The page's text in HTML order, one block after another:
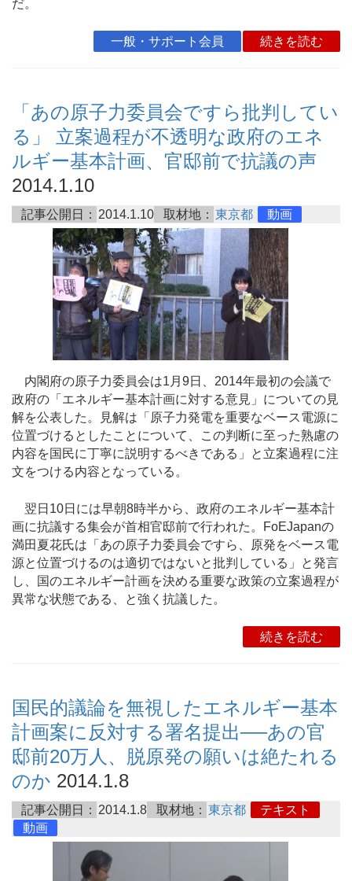
だ。
一般・サポート会員 続きを読む
「あの原子力委員会ですら批判してい
る」 立案過程が不透明な政府のエネ
ルギー基本計画、官邸前で抗議の声
2014.1.10
記事公開日： 2014.1.10 取材地： 東京都 動画
内閣府の原子力委員会は1月9日、2014年最初の会議で
政府の「エネルギー基本計画に対する意見」についての見
解を公表した。見解は「原子力発電を重要なベース電源に
位置づけるとしたことについて、この判断に至った熟慮の
内容を国民に丁寧に説明するべきである」と立案過程に注
文をつける内容となっている。
翌日10日には早朝8時半から、政府のエネルギー基本計
画に抗議する集会が首相官邸前で行われた。FoEJapanの
満田夏花氏は「あの原子力委員会ですら、原発をベース電
源と位置づけるのは適切ではないと批判している」と発言
し、国のエネルギー計画を決める重要な政策の立案過程が
異常な状態である、と強く抗議した。
続きを読む
国民的議論を無視したエネルギー基本
計画案に反対する署名提出──あの官
邸前20万人、脱原発の願いは絶たれる
のか 2014.1.8
記事公開日： 2014.1.8 取材地： 東京都
テキスト
動画